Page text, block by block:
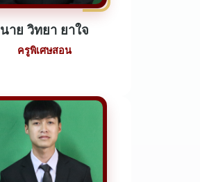
นาย วิทยา ยาใจ
ครูพิเศษสอน